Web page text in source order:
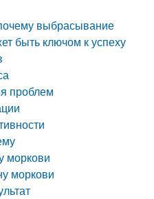
выбрасывание
быть ключом к успеху
проблем
моркови
моркови